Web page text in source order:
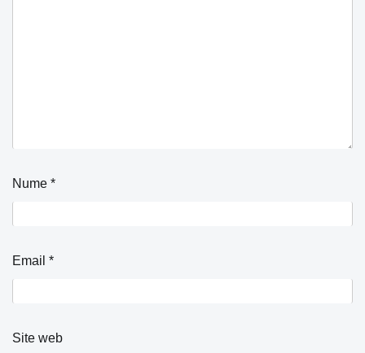
Nume *
Email *
Site web